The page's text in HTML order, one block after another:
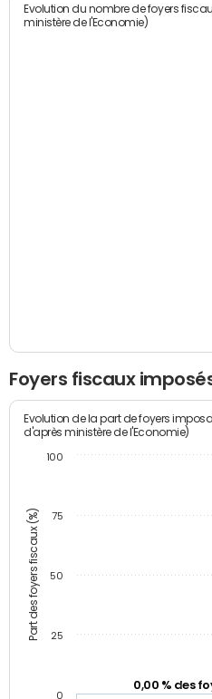
Evolution du nombre de foyers
ministère de l'Economie)
Foyers fiscaux
Part des foyers fiscaux (%)
Evolution de la part de foyers
d'après ministère de l'Economie)
0,00 % des
0
25
50
75
100